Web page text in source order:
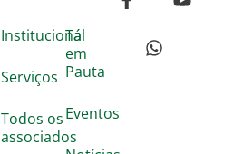
Institucional
Serviços
Todos os
associados
Tá
em
Pauta
Eventos